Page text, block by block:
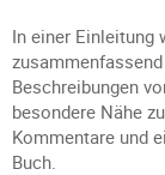
In einer Einleitung
Beschreibungen
besondere Nähe
Kommentare und
Buch.